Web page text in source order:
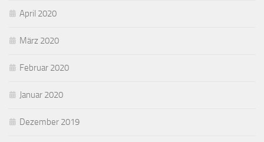
April 2020
März 2020
Februar 2020
Januar 2020
Dezember 2019